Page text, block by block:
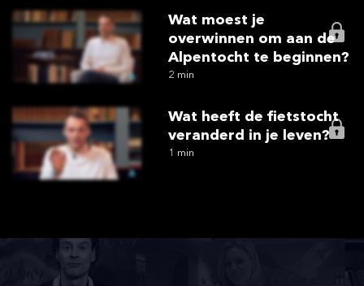
Wat moest je
overwinnen om aan de
Alpentocht te beginnen?
2 min
Wat heeft de fietstocht
veranderd in je leven?
1 min